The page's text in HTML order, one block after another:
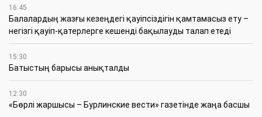
16:45
Балалардың жазғы кезеңдегі қауіпсіздігін қамтамасыз ету –
негізгі қауіп-қатерлерге кешенді бақылауды талап етеді
15:30
Батыстың барысы анықталды
12:30
«Бөрлі жаршысы – Бурлинские вести» газетінде жаңа басшы